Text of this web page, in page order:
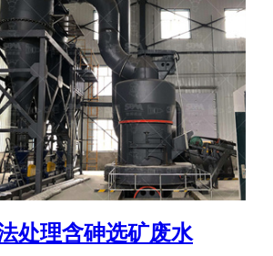
处理含砷选矿废水